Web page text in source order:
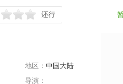
还行
地区： 中国大陆
导演：